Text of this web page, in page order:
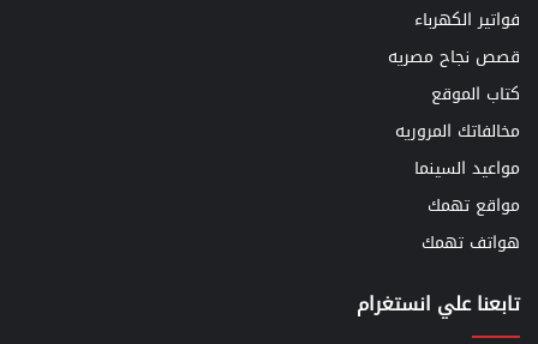
فواتير الكهرباء
قصص نجاح مصريه
كتاب الموقع
مخالفاتك المروريه
مواعيد السينما
مواقع تهمك
هواتف تهمك
تابعنا علي انستغرام